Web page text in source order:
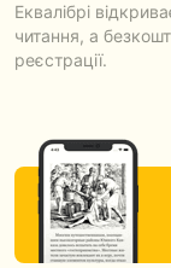
Еквалібрі
читання, а
реєстрації.